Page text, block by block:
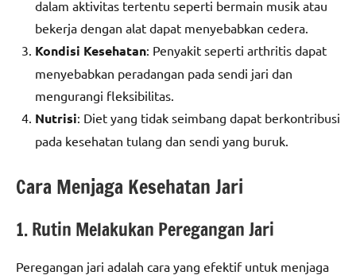
dalam aktivitas tertentu seperti bermain musik atau
bekerja dengan alat dapat menyebabkan cedera.
Kondisi Kesehatan: Penyakit seperti arthritis dapat
menyebabkan peradangan pada sendi jari dan
mengurangi fleksibilitas.
Nutrisi: Diet yang tidak seimbang dapat berkontribusi
pada kesehatan tulang dan sendi yang buruk.
Cara Menjaga Kesehatan Jari
1. Rutin Melakukan Peregangan Jari
Peregangan jari adalah cara yang efektif untuk menjaga